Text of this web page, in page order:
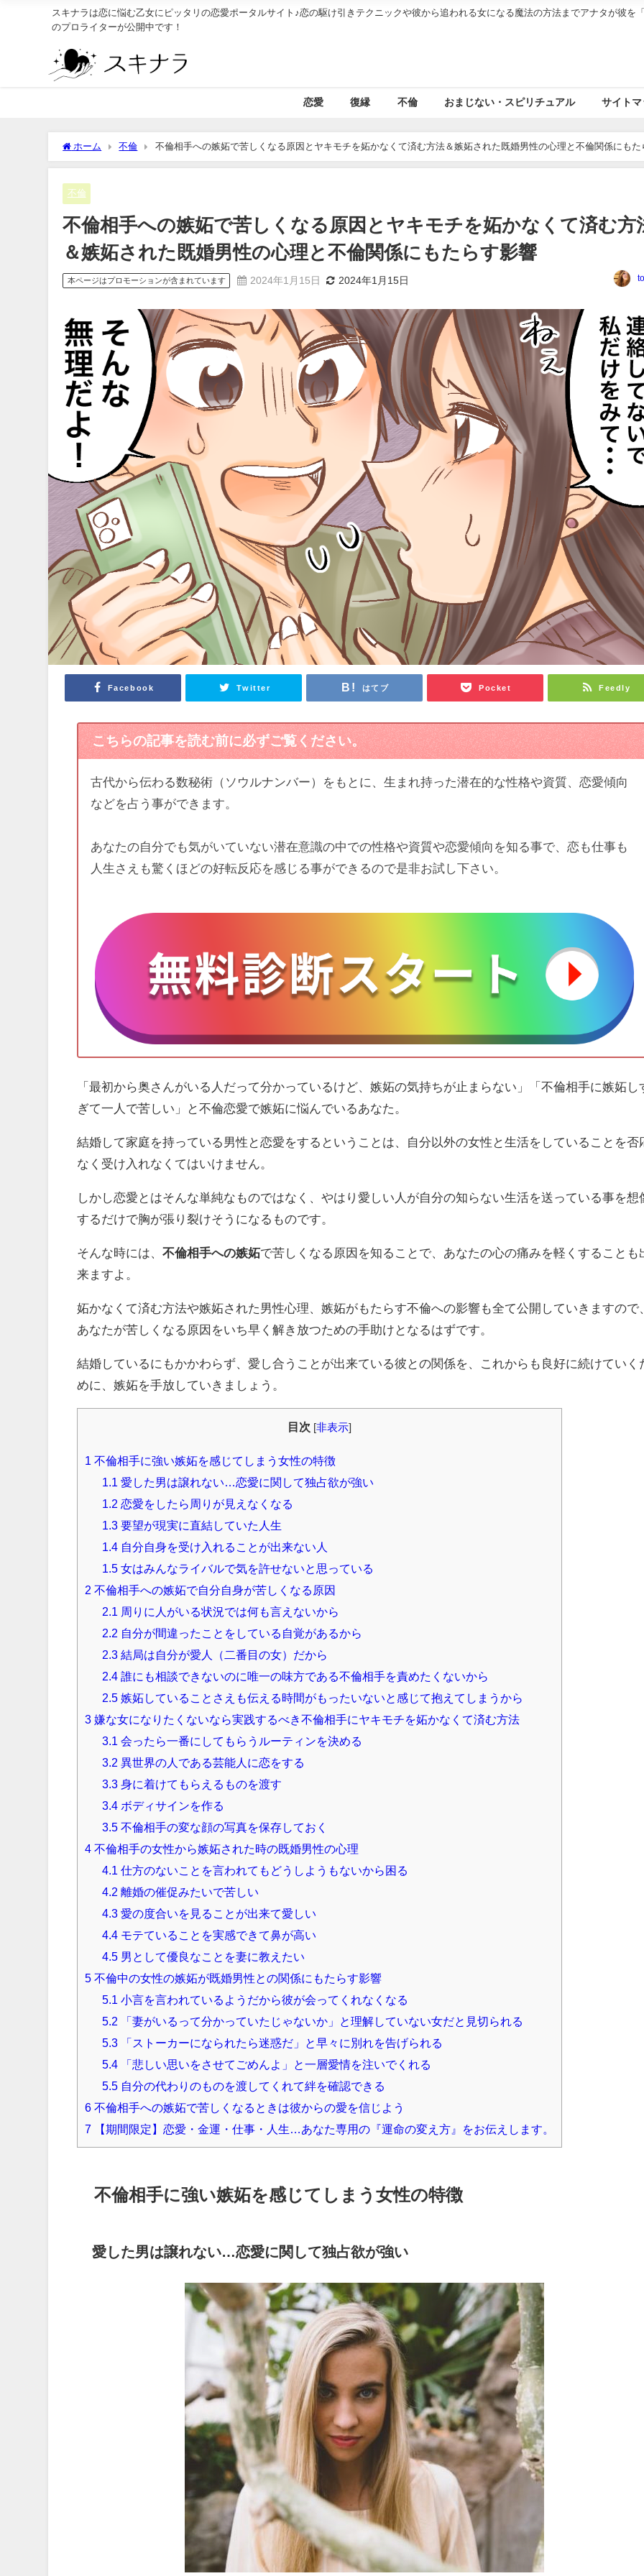
スキナラは恋に悩む乙女にピッタリの恋愛ポータルサイト♪恋の駆け引きテクニックや彼から追われる女になる魔法の方法までアナタが彼
のプロライターが公開中です！
恋愛 復縁 不倫 おまじない・スピリチュアル サイトマ
ホーム 不倫
不倫相手への嫉妬で苦しくなる原因とヤキモチを妬かなくて済む方法＆嫉妬された既婚男性の心理と不倫関係にもた
影響
不倫
不倫相手への嫉妬で苦しくなる原因とヤキモチを妬かなくて済む方
＆嫉妬された既婚男性の心理と不倫関係にもたらす影響
本ページはプロモーションが含まれています 2024年1月15日 2024年1月15日
Facebook Twitter はてブ Pocket Feedly
こちらの記事を読む前に必ずご覧ください。
古代から伝わる数秘術（ソウルナンバー）をもとに、生まれ持った潜在的な性格や資質、恋愛傾向
などを占う事ができます。
あなたの自分でも気がいていない潜在意識の中での性格や資質や恋愛傾向を知る事で、恋も仕事も
人生さえも驚くほどの好転反応を感じる事ができるので是非お試し下さい。
「最初から奥さんがいる人だって分かっているけど、嫉妬の気持ちが止まらない」「不倫相手に嫉妬し
ぎて一人で苦しい」と不倫恋愛で嫉妬に悩んでいるあなた。
結婚して家庭を持っている男性と恋愛をするということは、自分以外の女性と生活をしていることを否
なく受け入れなくてはいけません。
しかし恋愛とはそんな単純なものではなく、やはり愛しい人が自分の知らない生活を送っている事を想
するだけで胸が張り裂けそうになるものです。
そんな時には、不倫相手への嫉妬で苦しくなる原因を知ることで、あなたの心の痛みを軽くすることも
来ますよ。
妬かなくて済む方法や嫉妬された男性心理、嫉妬がもたらす不倫への影響も全て公開していきますので
あなたが苦しくなる原因をいち早く解き放つための手助けとなるはずです。
結婚しているにもかかわらず、愛し合うことが出来ている彼との関係を、これからも良好に続けていく
めに、嫉妬を手放していきましょう。
目次 [非表示
1 不倫相手に強い嫉妬を感じてしまう女性の特徴
1.1 愛した男は譲れない…恋愛に関して独占欲が強い
1.2 恋愛をしたら周りが見えなくなる
1.3 要望が現実に直結していた人生
1.4 自分自身を受け入れることが出来ない人
1.5 女はみんなライバルで気を許せないと思っている
2 不倫相手への嫉妬で自分自身が苦しくなる原因
2.1 周りに人がいる状況では何も言えないから
2.2 自分が間違ったことをしている自覚があるから
2.3 結局は自分が愛人（二番目の女）だから
2.4 誰にも相談できないのに唯一の味方である不倫相手を責めたくないから
2.5 嫉妬していることさえも伝える時間がもったいないと感じて抱えてしまうから
3 嫌な女になりたくないなら実践するべき不倫相手にヤキモチを妬かなくて済む方法
3.1 会ったら一番にしてもらうルーティンを決める
3.2 異世界の人である芸能人に恋をする
3.3 身に着けてもらえるものを渡す
3.4 ボディサインを作る
3.5 不倫相手の変な顔の写真を保存しておく
4 不倫相手の女性から嫉妬された時の既婚男性の心理
4.1 仕方のないことを言われてもどうしようもないから困る
4.2 離婚の催促みたいで苦しい
4.3 愛の度合いを見ることが出来て愛しい
4.4 モテていることを実感できて鼻が高い
4.5 男として優良なことを妻に教えたい
5 不倫中の女性の嫉妬が既婚男性との関係にもたらす影響
5.1 小言を言われているようだから彼が会ってくれなくなる
5.2 「妻がいるって分かっていたじゃないか」と理解していない女だと見切られる
5.3 「ストーカーになられたら迷惑だ」と早々に別れを告げられる
5.4 「悲しい思いをさせてごめんよ」と一層愛情を注いでくれる
5.5 自分の代わりのものを渡してくれて絆を確認できる
6 不倫相手への嫉妬で苦しくなるときは彼からの愛を信じよう
7 【期間限定】恋愛・金運・仕事・人生…あなた専用の『運命の変え方』をお伝えします。
不倫相手に強い嫉妬を感じてしまう女性の特徴
愛した男は譲れない…恋愛に関して独占欲が強い